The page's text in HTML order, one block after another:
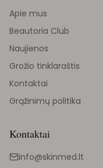
Apie mus
Beautoria Club
Naujienos
Grožio tinklaraštis
Kontaktai
Grąžinimų politika
Kontaktai
info@skinmed.lt